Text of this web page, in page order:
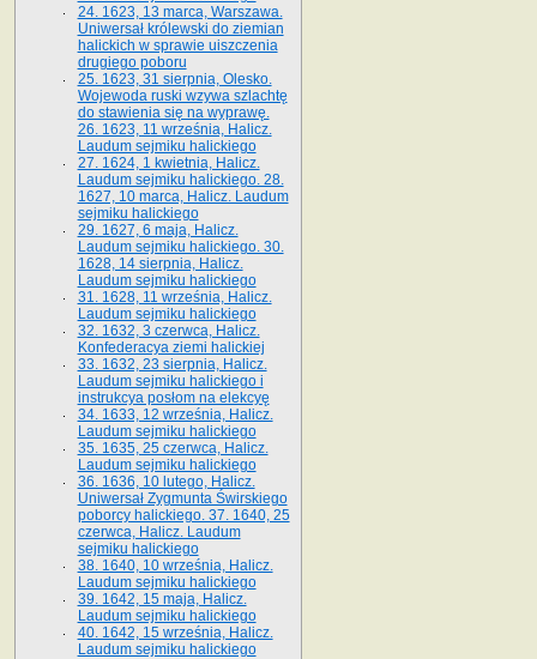
24. 1623, 13 marca, Warszawa.
Uniwersał królewski do ziemian
halickich w sprawie uiszczenia
drugiego poboru
25. 1623, 31 sierpnia, Olesko.
Wojewoda ruski wzywa szlachtę
do stawienia się na wyprawę.
26. 1623, 11 września, Halicz.
Laudum sejmiku halickiego
27. 1624, 1 kwietnia, Halicz.
Laudum sejmiku halickiego. 28.
1627, 10 marca, Halicz. Laudum
sejmiku halickiego
29. 1627, 6 maja, Halicz.
Laudum sejmiku halickiego. 30.
1628, 14 sierpnia, Halicz.
Laudum sejmiku halickiego
31. 1628, 11 września, Halicz.
Laudum sejmiku halickiego
32. 1632, 3 czerwca, Halicz.
Konfederacya ziemi halickiej
33. 1632, 23 sierpnia, Halicz.
Laudum sejmiku halickiego i
instrukcya posłom na elekcyę
34. 1633, 12 września, Halicz.
Laudum sejmiku halickiego
35. 1635, 25 czerwca, Halicz.
Laudum sejmiku halickiego
36. 1636, 10 lutego, Halicz.
Uniwersał Zygmunta Świrskiego
poborcy halickiego. 37. 1640, 25
czerwca, Halicz. Laudum
sejmiku halickiego
38. 1640, 10 września, Halicz.
Laudum sejmiku halickiego
39. 1642, 15 maja, Halicz.
Laudum sejmiku halickiego
40. 1642, 15 września, Halicz.
Laudum sejmiku halickiego